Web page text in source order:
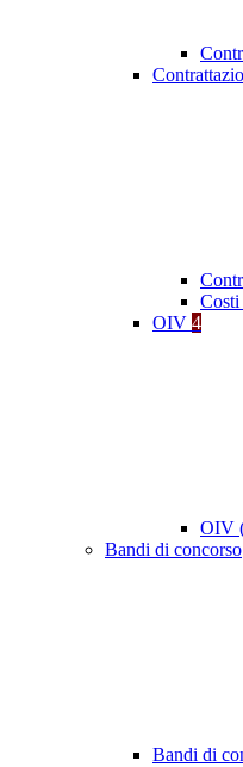
OIV 4
OIV
Bandi di concorso
Bandi di